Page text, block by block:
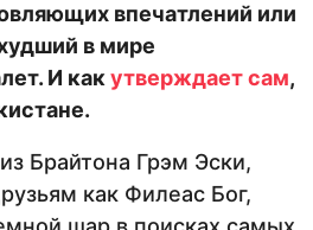
впечатлений или
в мире
И какутверждает сам,
Брайтона Грэм Эски,
как Филеас Бог,